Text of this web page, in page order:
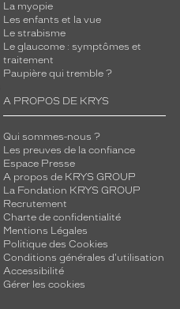
La myopie
Les enfants et la vue
Le strabisme
Le glaucome : symptômes et
traitement
Paupière qui tremble ?
A PROPOS DE KRYS
Qui sommes-nous ?
Les preuves de la confiance
Espace Presse
A propos de KRYS GROUP
La Fondation KRYS GROUP
Recrutement
Charte de confidentialité
Mentions Légales
Politique des Cookies
Conditions générales d'utilisation
Accessibilité
Gérer les cookies